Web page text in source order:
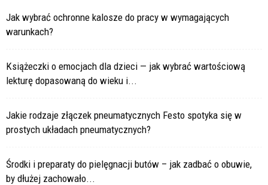
Jak wybrać ochronne kalosze do pracy w wymagających
warunkach?
Książeczki o emocjach dla dzieci — jak wybrać wartościową
lekturę dopasowaną do wieku i...
Jakie rodzaje złączek pneumatycznych Festo spotyka się w
prostych układach pneumatycznych?
Środki i preparaty do pielęgnacji butów – jak zadbać o obuwie,
by dłużej zachowało...